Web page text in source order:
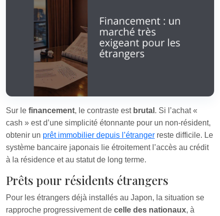
Sur le financement, le contraste est brutal . Si l’achat «
cash » est d’une simplicité étonnante pour un non‑résident,
obtenir un prêt immobilier depuis l’étranger reste difficile. Le
système bancaire japonais lie étroitement l’accès au crédit
à la résidence et au statut de long terme.
Prêts pour résidents étrangers
Pour les étrangers déjà installés au Japon, la situation se
rapproche progressivement de celle des nationaux, à